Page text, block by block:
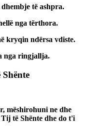
të ashpra.
nga tërthora.
kryqin ndërsa vdiste.
nga ringjallja.
mëshirohuni ne dhe
të Shënte dhe do t'i